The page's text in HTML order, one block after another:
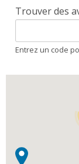
Trouver des
Entrez un code